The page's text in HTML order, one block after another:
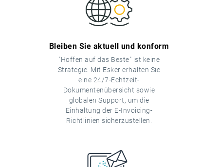
Bleiben Sie aktuell und konform
"Hoffen auf das Beste" ist keine
Strategie. Mit Esker erhalten Sie
eine 24/7-Echtzeit-
Dokumentenübersicht sowie
globalen Support, um die
Einhaltung der E-Invoicing-
Richtlinien sicherzustellen.